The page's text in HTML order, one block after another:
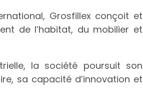
Grosfillex conçoit et
de l’habitat, du mobilier et
la société poursuit son
sa capacité d’innovation et